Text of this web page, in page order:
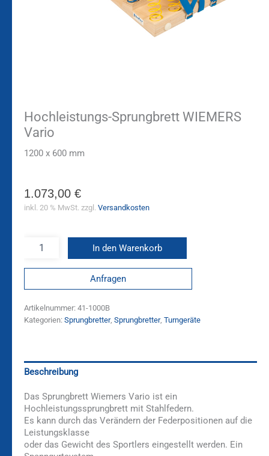
Hochleistungs-Sprungbrett WIEMERS
Vario
1200 x 600 mm
1.073,00 €
inkl. 20 % MwSt. zzgl. Versandkosten
In den Warenkorb
Anfragen
Artikelnummer: 41-1000B
Kategorien: Sprungbretter, Sprungbretter, Turngeräte
Beschreibung
Das Sprungbrett Wiemers Vario ist ein
Hochleistungssprungbrett mit Stahlfedern.
Es kann durch das Verändern der Federpositionen auf die
Leistungsklasse
oder das Gewicht des Sportlers eingestellt werden. Ein